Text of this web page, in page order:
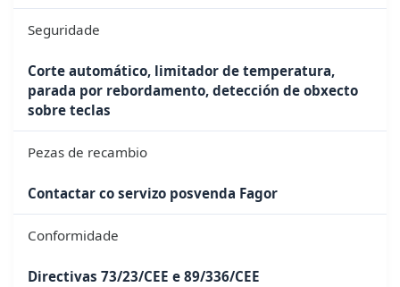
Seguridade
Corte automático, limitador de temperatura,
parada por rebordamento, detección de obxecto
sobre teclas
Pezas de recambio
Contactar co servizo posvenda Fagor
Conformidade
Directivas 73/23/CEE e 89/336/CEE